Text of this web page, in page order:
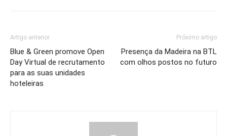
Artigo anterior
Blue & Green promove Open
Day Virtual de recrutamento
para as suas unidades
hoteleiras
Próximo artigo
Presença da Madeira na BTL
com olhos postos no futuro